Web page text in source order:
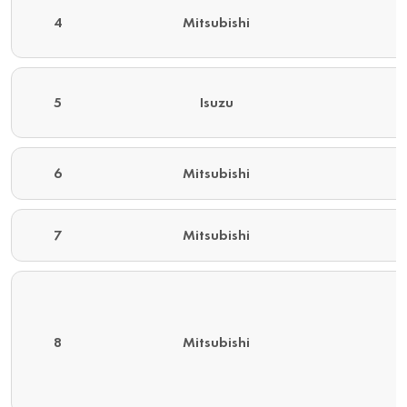
4 Mitsubishi
5 Isuzu
6 Mitsubishi
7 Mitsubishi
8 Mitsubishi